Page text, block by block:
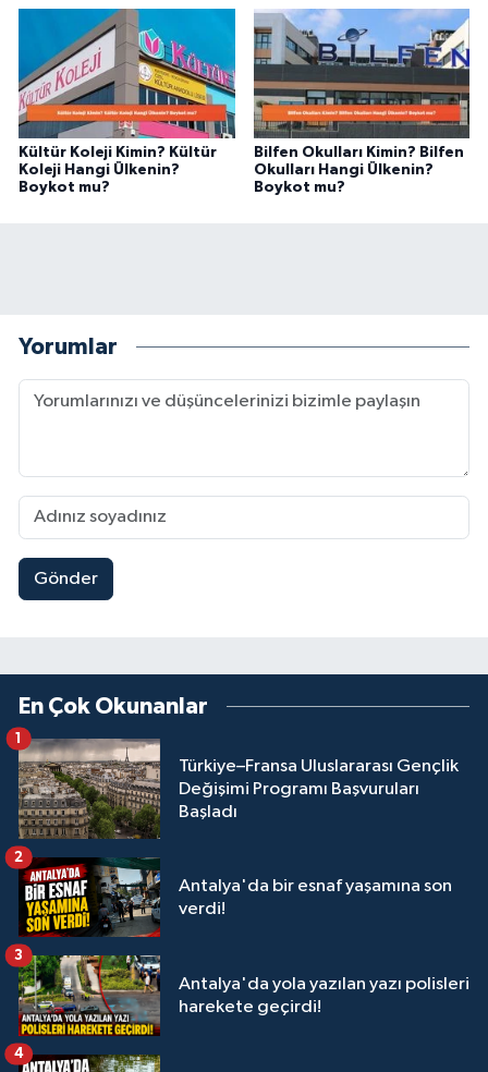
Kültür Koleji Kimin? Kültür
Koleji Hangi Ülkenin?
Boykot mu?
Bilfen Okulları Kimin? Bilfen
Okulları Hangi Ülkenin?
Boykot mu?
Yorumlar
Gönder
En Çok Okunanlar
Türkiye–Fransa Uluslararası Gençlik
Değişimi Programı Başvuruları
Başladı
1
Antalya'da bir esnaf yaşamına son
verdi!
2
Antalya'da yola yazılan yazı polisleri
harekete geçirdi!
3
4